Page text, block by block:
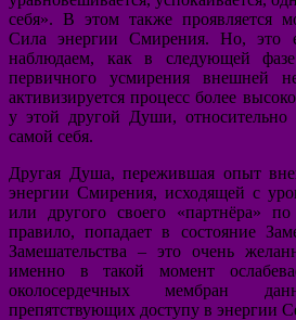
себя». В этом также проявляется
Сила энергии Смирения. Но,
наблюдаем, как в следующей
первичного усмирения внешней
активизируется процесс более
у этой другой Души, относительно
самой себя.
Другая Душа, пережившая опыт
энергии Смирения, исходящей с
или другого своего «партнёра»
правило, попадает в состояние
Замешательства – это очень
именно в такой момент
околосердечных мембран
препятствующих доступу в энергии